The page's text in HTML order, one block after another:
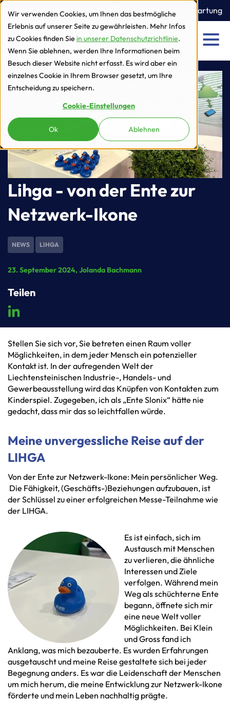
Wir verwenden Cookies, um Ihnen das bestmögliche
Erlebnis auf unserer Seite zu gewährleisten. Mehr Infos
zu Cookies finden Sie in unserer Datenschutzrichtlinie.
Wenn Sie ablehnen, werden Ihre Informationen beim
Besuch dieser Website nicht erfasst. Es wird aber ein
einzelnes Cookie in Ihrem Browser gesetzt, um Ihre
Entscheidung zu speichern.
Cookie-Einstellungen
Ok Ablehnen
zur Navigation
zum Inhalt
Ticket Fernwartung
Menu
Lihga - von der Ente zur
Netzwerk-Ikone
NEWS LIHGA
23. September 2024, Jolanda Bachmann
Teilen
Stellen Sie sich vor, Sie betreten einen Raum voller
Möglichkeiten, in dem jeder Mensch ein potenzieller
Kontakt ist. In der aufregenden Welt der
Liechtensteinischen Industrie-, Handels- und
Gewerbeausstellung wird das Knüpfen von Kontakten zum
Kinderspiel. Zugegeben, ich als „Ente Slonix“ hätte nie
gedacht, dass mir das so leichtfallen würde.
Meine unvergessliche Reise auf der
LIHGA
Von der Ente zur Netzwerk-Ikone: Mein persönlicher Weg.
Die Fähigkeit, (Geschäfts-)Beziehungen aufzubauen, ist
der Schlüssel zu einer erfolgreichen Messe-Teilnahme wie
der LIHGA.
Es ist einfach, sich im
Austausch mit Menschen
zu verlieren, die ähnliche
Interessen und Ziele
verfolgen. Während mein
Weg als schüchterne Ente
begann, öffnete sich mir
eine neue Welt voller
Möglichkeiten. Bei Klein
und Gross fand ich
Anklang, was mich bezauberte. Es wurden Erfahrungen
ausgetauscht und meine Reise gestaltete sich bei jeder
Begegnung anders. Es war die Leidenschaft der Menschen
um mich herum, die meine Entwicklung zur Netzwerk-Ikone
förderte und mein Leben nachhaltig prägte.